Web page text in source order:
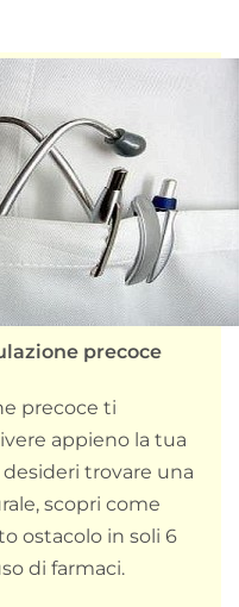
precoce
precoce ti
appieno la tua
trovare una
scopri come
ostacolo in soli 6
di farmaci.